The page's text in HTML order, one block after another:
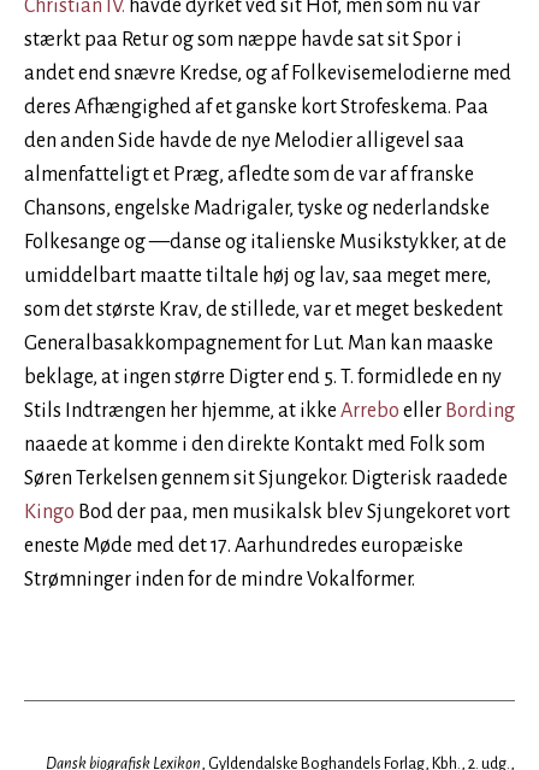
Christian IV. havde dyrket ved sit Hof, men som nu var
stærkt paa Retur og som næppe havde sat sit Spor i
andet end snævre Kredse, og af Folkevisemelodierne med
deres Afhængighed af et ganske kort Strofeskema. Paa
den anden Side havde de nye Melodier alligevel saa
almenfatteligt et Præg, afledte som de var af franske
Chansons, engelske Madrigaler, tyske og nederlandske
Folkesange og —danse og italienske Musikstykker, at de
umiddelbart maatte tiltale høj og lav, saa meget mere,
som det største Krav, de stillede, var et meget beskedent
Generalbasakkompagnement for Lut. Man kan maaske
beklage, at ingen større Digter end 5. T. formidlede en ny
Stils Indtrængen her hjemme, at ikke Arrebo eller Bording
naaede at komme i den direkte Kontakt med Folk som
Søren Terkelsen gennem sit Sjungekor. Digterisk raadede
Kingo Bod der paa, men musikalsk blev Sjungekoret vort
eneste Møde med det 17. Aarhundredes europæiske
Strømninger inden for de mindre Vokalformer.
Dansk biografisk Lexikon, Gyldendalske Boghandels Forlag, Kbh., 2. udg.,